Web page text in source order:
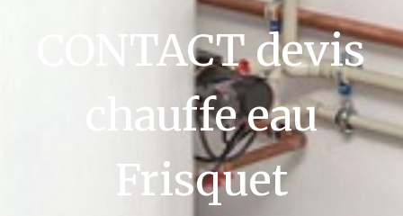
CONTACT devis
chauffe eau
Frisquet